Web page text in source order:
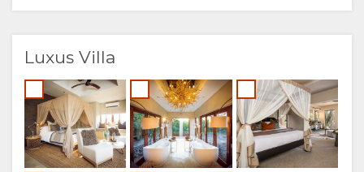
Luxus Villa